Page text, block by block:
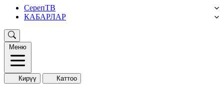
СерепТВ
КАБАРЛАР
Меню
Кирүү Каттоо